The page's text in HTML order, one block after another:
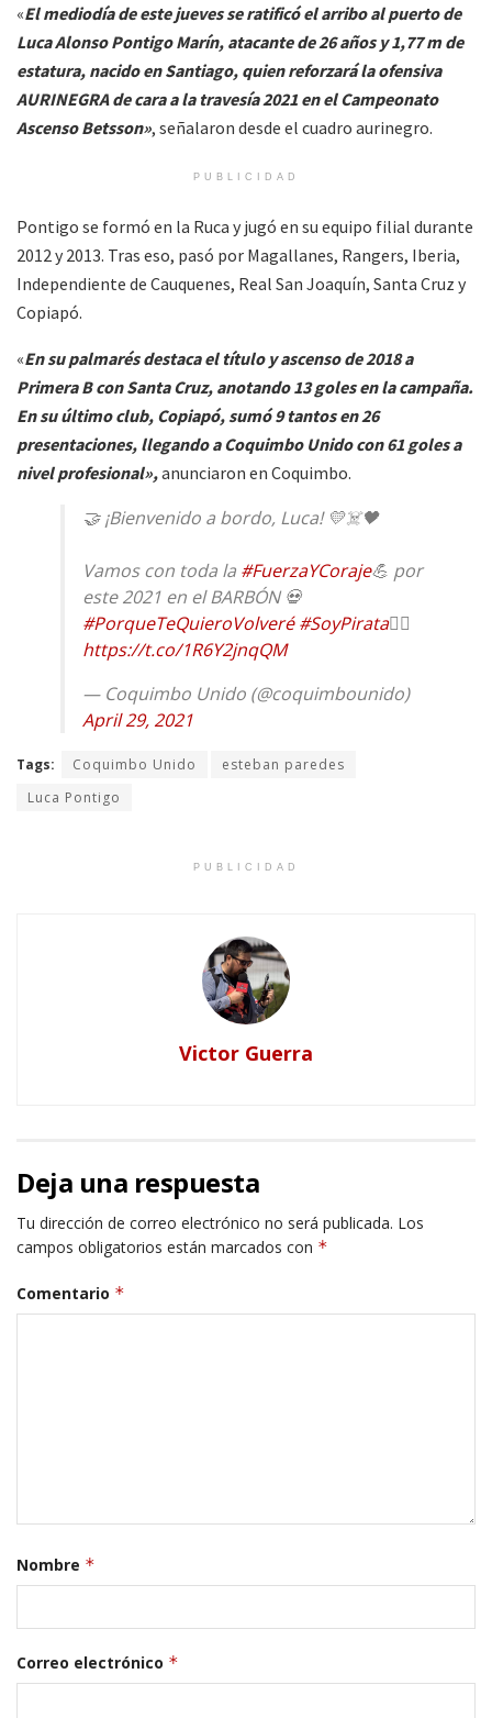
«El mediodía de este jueves se ratificó el arribo al puerto de
Luca Alonso Pontigo Marín, atacante de 26 años y 1,77 m de
estatura, nacido en Santiago, quien reforzará la ofensiva
AURINEGRA de cara a la travesía 2021 en el Campeonato
Ascenso Betsson», señalaron desde el cuadro aurinegro.
PUBLICIDAD
Pontigo se formó en la Ruca y jugó en su equipo filial durante
2012 y 2013. Tras eso, pasó por Magallanes, Rangers, Iberia,
Independiente de Cauquenes, Real San Joaquín, Santa Cruz y
Copiapó.
«En su palmarés destaca el título y ascenso de 2018 a
Primera B con Santa Cruz, anotando 13 goles en la campaña.
En su último club, Copiapó, sumó 9 tantos en 26
presentaciones, llegando a Coquimbo Unido con 61 goles a
nivel profesional»,anunciaron en Coquimbo.
🤝 ¡Bienvenido a bordo, Luca! 💛☠️🖤
Vamos con toda la #FuerzaYCoraje💪 por
este 2021 en el BARBÓN 💀
#PorqueTeQuieroVolveré #SoyPirata🏴‍☠️
https://t.co/1R6Y2jnqQM
— Coquimbo Unido (@coquimbounido)
April 29, 2021
Tags: Coquimbo Unido
esteban paredes
Luca Pontigo
PUBLICIDAD
Victor Guerra
Deja una respuesta
Tu dirección de correo electrónico no será publicada. Los
campos obligatorios están marcados con *
Comentario *
Nombre *
Correo electrónico *